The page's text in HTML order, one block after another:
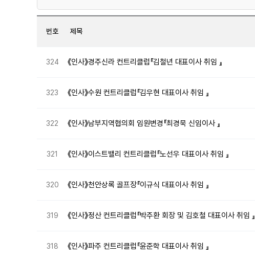
번호 제목
324 《인사》경주신라 컨트리클럽『김철년 대표이사 취임 』
323 《인사》수원 컨트리클럽『김우현 대표이사 취임 』
322 《인사》남부지역협의회 임원변경『최경묵 신임이사 』
321 《인사》이스트밸리 컨트리클럽『노선우 대표이사 취임 』
320 《인사》천안상록 골프장『이규식 대표이사 취임 』
319 《인사》정산 컨트리클럽『박주환 회장 및 김호철 대표이사 취임 』
318 《인사》파주 컨트리클럽『윤준학 대표이사 취임 』